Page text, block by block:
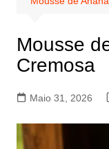
Mousse
Cremosa
Maio 31, 2026